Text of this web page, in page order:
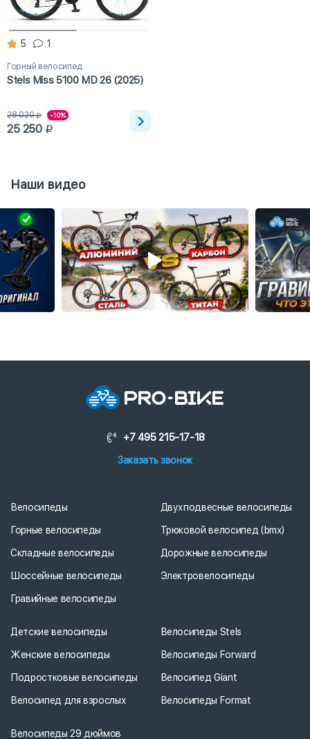
5 1
Горный велосипед
Stels Miss 5100 MD 26 (2025)
28 020 -10%
25 250
Наши видео
+7 495 215-17-18
Заказать звонок
Велосипеды
Горные велосипеды
Складные велосипеды
Шоссейные велосипеды
Гравийные велосипеды
Двухподвесные велосипеды
Трюковой велосипед (bmx)
Дорожные велосипеды
Электровелосипеды
Детские велосипеды
Женские велосипеды
Подростковые велосипеды
Велосипед для взрослых
Велосипеды Stels
Велосипеды Forward
Велосипед Giant
Велосипеды Format
Велосипеды 29 дюймов